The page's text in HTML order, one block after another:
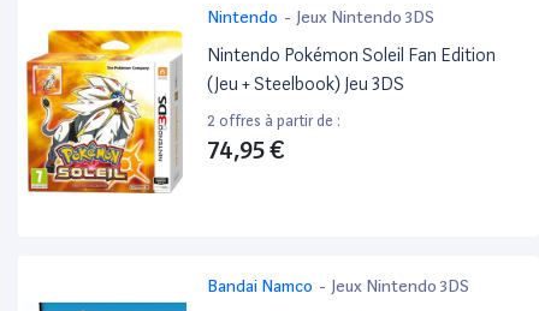
Nintendo - Jeux Nintendo 3DS
Nintendo Pokémon Soleil Fan Edition
(Jeu + Steelbook) Jeu 3DS
2 offres à partir de :
74,95 €
Bandai Namco - Jeux Nintendo 3DS